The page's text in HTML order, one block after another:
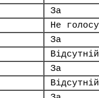
За
Не
За
Відсутній
За
Відсутній